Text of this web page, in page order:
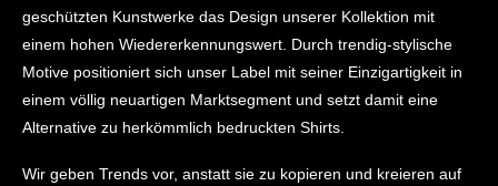
geschützten Kunstwerke das Design unserer Kollektion mit
einem hohen Wiedererkennungswert. Durch trendig-stylische
Motive positioniert sich unser Label mit seiner Einzigartigkeit in
einem völlig neuartigen Marktsegment und setzt damit eine
Alternative zu herkömmlich bedruckten Shirts.
Wir geben Trends vor, anstatt sie zu kopieren und kreieren auf